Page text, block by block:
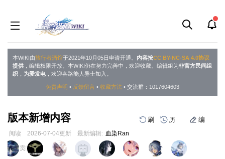
本WIKI由旅行者酒馆于2021年10月05日申请开通。 内容按CC BY-NC-SA 4.0协议
提供 ，编辑权限开放。本WIKI仍在努力完善中，欢迎收藏。编辑组为非官方民间组
织 ， 为爱发电，欢迎各路能人异士加入。
免责声明 • 反馈留言 • 收藏方法 • 交流群：1017604603
版本新增内容 刷 历 编
阅读 2026-07-04更新 最新编辑: 血染Ran
跳
到
跳
到
页面贡献者 :